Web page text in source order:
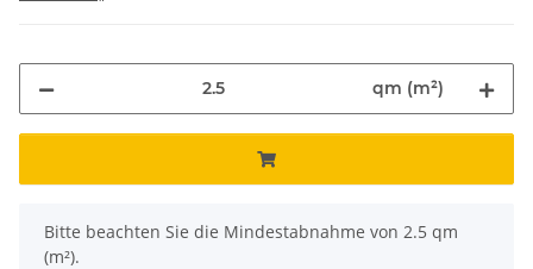
qm (m²)
x
Bitte beachten Sie die Mindestabnahme von 2.5 qm
(m²).